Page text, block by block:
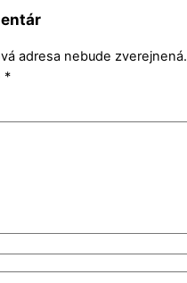
adresa nebude zverejnená.
*